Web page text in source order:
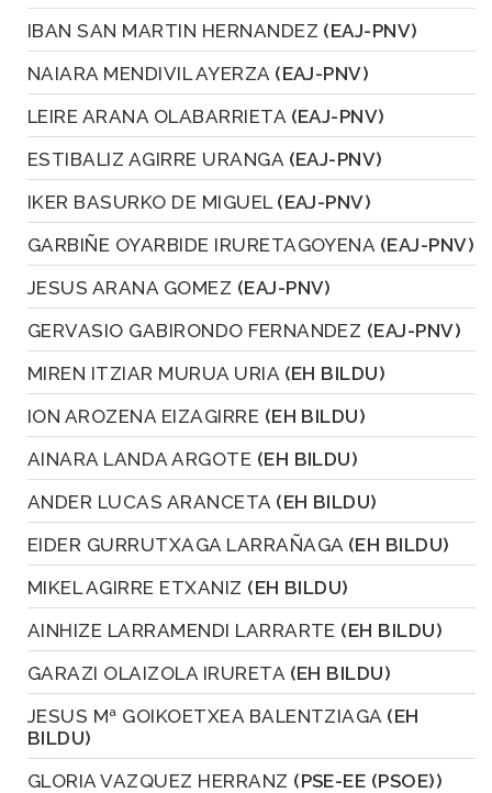
IBAN SAN MARTIN HERNANDEZ (EAJ-PNV)
NAIARA MENDIVIL AYERZA (EAJ-PNV)
LEIRE ARANA OLABARRIETA (EAJ-PNV)
ESTIBALIZ AGIRRE URANGA (EAJ-PNV)
IKER BASURKO DE MIGUEL (EAJ-PNV)
GARBIÑE OYARBIDE IRURETAGOYENA (EAJ-PNV)
JESUS ARANA GOMEZ (EAJ-PNV)
GERVASIO GABIRONDO FERNANDEZ (EAJ-PNV)
MIREN ITZIAR MURUA URIA (EH BILDU)
ION AROZENA EIZAGIRRE (EH BILDU)
AINARA LANDA ARGOTE (EH BILDU)
ANDER LUCAS ARANCETA (EH BILDU)
EIDER GURRUTXAGA LARRAÑAGA (EH BILDU)
MIKEL AGIRRE ETXANIZ (EH BILDU)
AINHIZE LARRAMENDI LARRARTE (EH BILDU)
GARAZI OLAIZOLA IRURETA (EH BILDU)
JESUS Mª GOIKOETXEA BALENTZIAGA (EH
BILDU)
GLORIA VAZQUEZ HERRANZ (PSE-EE (PSOE))